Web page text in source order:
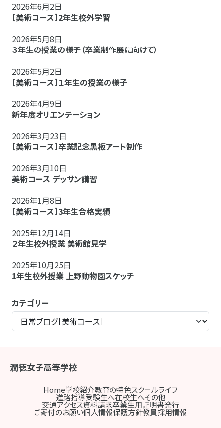
2026年6月2日
【美術コース】2年生校外学習
2026年5月8日
３年生の授業の様子（卒業制作展に向けて）
2026年5月2日
【美術コース】１年生の授業の様子
2026年4月9日
新年度オリエンテーション
2026年3月23日
【美術コース】卒業記念黒板アート制作
2026年3月10日
美術コース デッサン講習
2026年1月8日
【美術コース】3年生合格実績
2025年12月14日
２年生校外授業 美術館見学
2025年10月25日
1年生校外授業 上野動物園スケッチ
カテゴリー
潤徳女子高等学校
Home学校紹介教育の特色スクールライフ
進路指導受験生へ在校生へその他
交通アクセス資料請求卒業生用証明書発行
ご寄付のお願い個人情報保護方針教員採用情報